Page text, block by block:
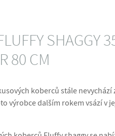
SHAGGY
80 CM
koberců stále
výrobce dalším rokem vsází v